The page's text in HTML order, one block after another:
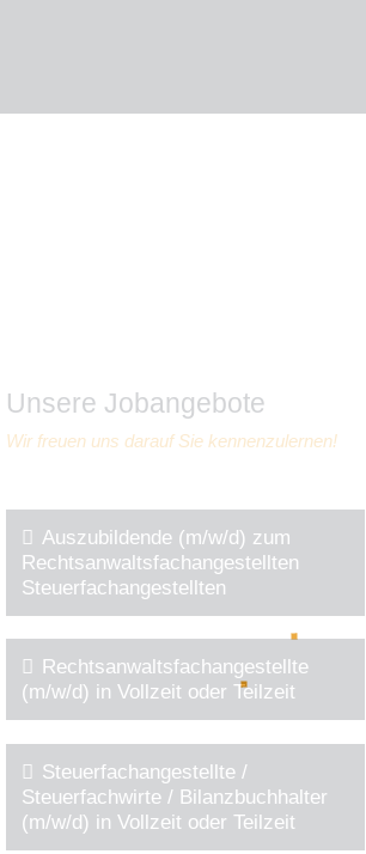
Unsere Jobangebote
Wir freuen uns darauf Sie kennenzulernen!
Auszubildende (m/w/d) zum
Rechtsanwaltsfachangestellten
Steuerfachangestellten
Rechtsanwaltsfachangestellte
(m/w/d) in Vollzeit oder Teilzeit
Steuerfachangestellte /
Steuerfachwirte / Bilanzbuchhalter
(m/w/d) in Vollzeit oder Teilzeit